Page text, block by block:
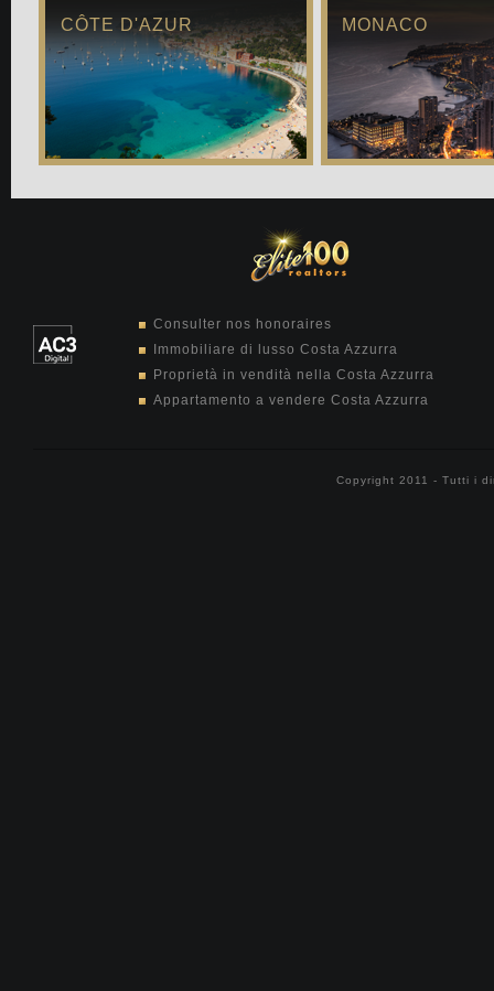
CÔTE D'AZUR MONACO
Consulter nos honoraires
Immobiliare di lusso Costa Azzurra
Proprietà in vendità nella Costa Azzurra
Appartamento a vendere Costa Azzurra
Copyright 2011 - Tutti i